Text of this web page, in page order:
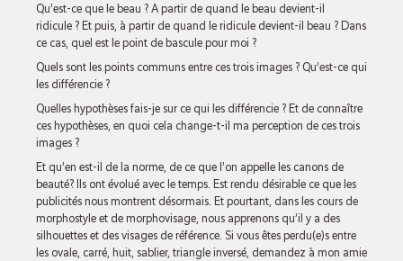
Qu’est-ce que le beau ? A partir de quand le beau devient-il
ridicule ? Et puis, à partir de quand le ridicule devient-il beau ? Dans
ce cas, quel est le point de bascule pour moi ?
Quels sont les points communs entre ces trois images ? Qu’est-ce qui
les différencie ?
Quelles hypothèses fais-je sur ce qui les différencie ? Et de connaître
ces hypothèses, en quoi cela change-t-il ma perception de ces trois
images ?
Et qu’en est-il de la norme, de ce que l’on appelle les canons de
beauté? Ils ont évolué avec le temps. Est rendu désirable ce que les
publicités nous montrent désormais. Et pourtant, dans les cours de
morphostyle et de morphovisage, nous apprenons qu’il y a des
silhouettes et des visages de référence. Si vous êtes perdu(e)s entre
les ovale, carré, huit, sablier, triangle inversé, demandez à mon amie